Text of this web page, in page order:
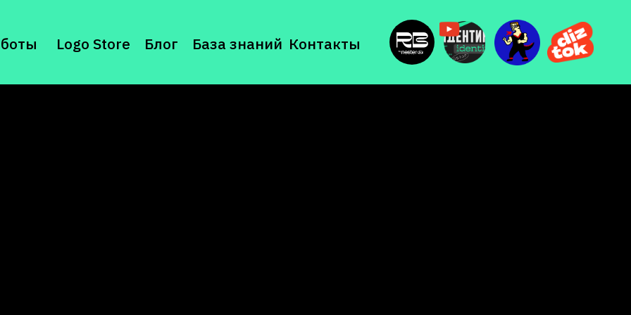
Logo Store Контакты
Блог База знаний